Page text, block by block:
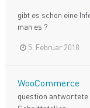
gibt es schon eine
man es ?
5. Februar 2018
WooCommerce
question antwortete